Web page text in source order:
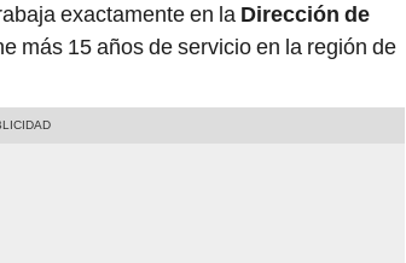
exactamente en la Dirección de
más 15 años de servicio en la región de